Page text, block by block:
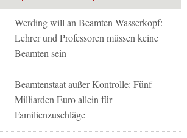
Werding will an Beamten-Wasserkopf:
Lehrer und Professoren müssen keine
Beamten sein
Beamtenstaat außer Kontrolle: Fünf
Milliarden Euro allein für
Familienzuschläge